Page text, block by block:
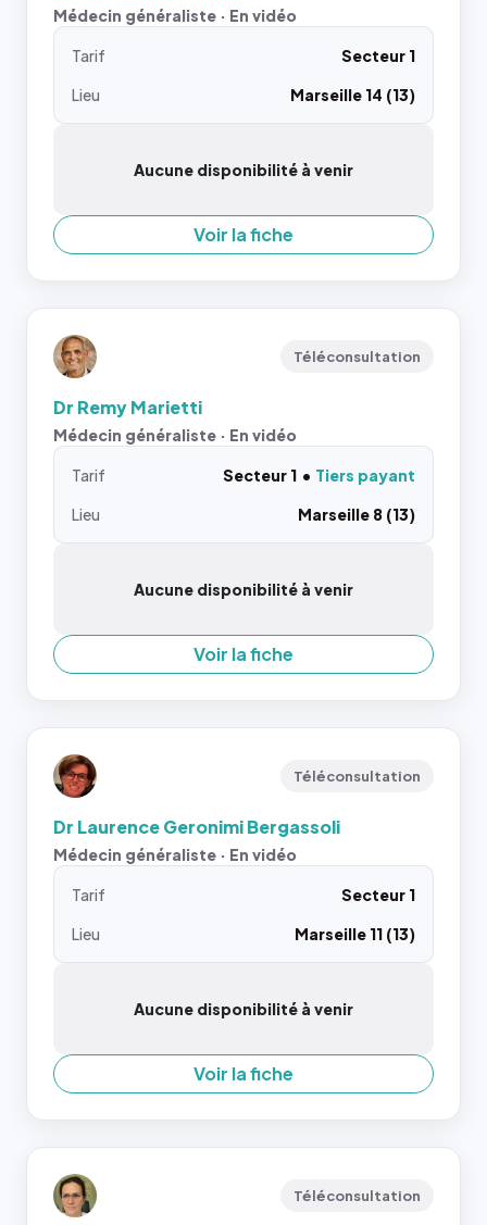
Médecin généraliste · En vidéo
Tarif
Secteur 1
Lieu
Marseille 14 (13)
Aucune disponibilité à venir
Voir la fiche
Téléconsultation
Dr Remy Marietti
Médecin généraliste · En vidéo
Tarif Secteur 1
Tiers payant
Lieu
Marseille 8 (13)
Aucune disponibilité à venir
Voir la fiche
Téléconsultation
Dr Laurence Geronimi Bergassoli
Médecin généraliste · En vidéo
Tarif
Secteur 1
Lieu
Marseille 11 (13)
Aucune disponibilité à venir
Voir la fiche
Téléconsultation